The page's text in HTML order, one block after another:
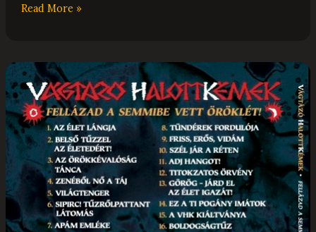
Read More »
Rácz
Mihály:
VHK
–
Fellázad
a
semmibe
öröklét…